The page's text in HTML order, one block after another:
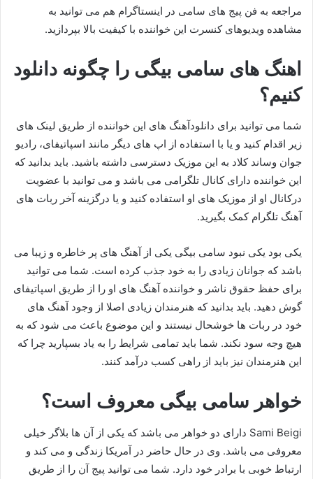
مراجعه به فن پیج‌ های سامی در اینستاگرام هم می‌ توانید به
مشاهده ویدیوهای کنسرت این خواننده با کیفیت بالا بپردازید.
اهنگ های سامی بیگی را چگونه دانلود
کنیم؟
شما می توانید برای دانلودآهنگ های این خواننده از طریق لینک های
زیر اقدام کنید و یا با استفاده از اپ های دیگر مانند اسپاتیفای، رادیو
جوان وساند کلاد به این موزیک دسترسی داشته باشید. باید بدانید که
این خواننده دارای کانال تلگرامی می باشد و می توانید با عضویت
درکانال او از موزیک های او استفاده کنید و یا درگزینه آخر ربات های
آهنگ تلگرام کمک بگیرید.
یکی بود یکی نبود سامی بیگی یکی از آهنگ های پر خاطره و زیبا می
باشد که جوانان زیادی را به خود جذب کرده است. شما می توانید
برای حفظ حقوق ناشر و خواننده آهنگ های او را از طریق اسپاتیفای
گوش دهید. باید بدانید که هنرمندان زیادی اصلا از وجود آهنگ های
خود در ربات ها خوشحال نیستند و این موضوع باعث می شود که به
هیچ وجه سود نکند. شما باید تمامی شرایط را به یاد بسپارید چرا که
این هنرمندان نیز باید از راهی کسب درآمد کنند.
خواهر سامی بیگی معروف است؟
Sami Beigi دارای دو خواهر می باشد که یکی از آن ها بلاگر خیلی
معروفی می باشد. وی در حال حاضر در آمریکا زندگی و می کند و
ارتباط خوبی با برادر خود دارد. شما می توانید پیج آن را از طریق